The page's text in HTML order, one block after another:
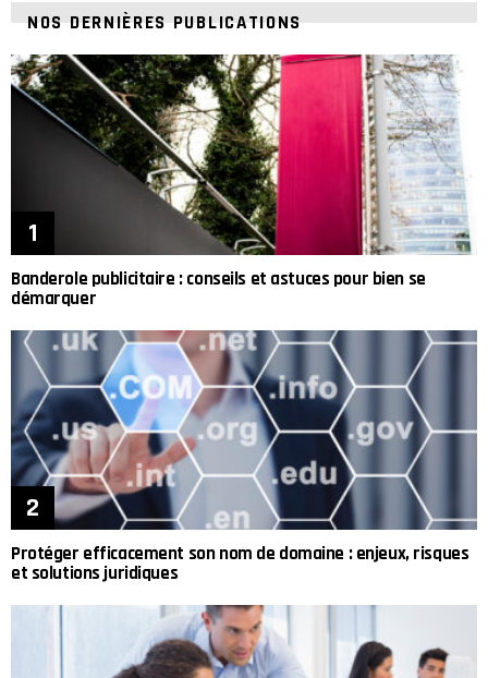
NOS DERNIÈRES PUBLICATIONS
Banderole publicitaire : conseils et astuces pour bien se
démarquer
Protéger efficacement son nom de domaine : enjeux, risques
et solutions juridiques